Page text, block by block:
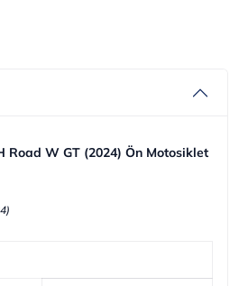
Road W GT (2024) Ön Motosiklet